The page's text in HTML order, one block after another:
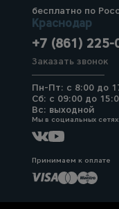
бесплатно по
Краснодар
+7 (861) 225-
Заказать звонок
Пн-Пт: с 8:00 до
Сб: с 09:00 до
Вс: выходной
Мы в социальных сетях:
Принимаем к оплате